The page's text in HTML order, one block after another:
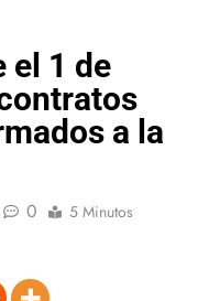
el 1 de
a la
0 5 Minutos